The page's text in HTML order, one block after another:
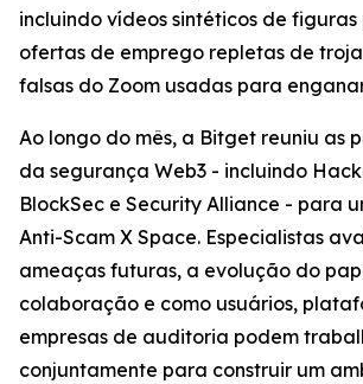
incluindo vídeos sintéticos de figuras
ofertas de emprego repletas de
falsas do Zoom usadas para
Ao longo do mês, a Bitget reuniu as
da segurança Web3 - incluindo
BlockSec e Security Alliance - para
Anti-Scam X Space. Especialistas
ameaças futuras, a evolução do
colaboração e como usuários,
empresas de auditoria podem
conjuntamente para construir um